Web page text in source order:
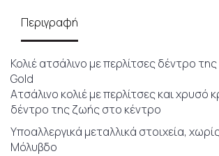
Περιγραφή
Κολιέ ατσάλινο με περλίτσες δέντρο
Gold
Ατσάλινο κολιέ με περλίτσες και χρυσό
δέντρο της ζωής στο κέντρο
Υποαλλεργικά μεταλλικά στοιχεία,
Μόλυβδο